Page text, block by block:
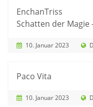
EnchanTriss
Schatten der Magie
10. Januar 2023
Paco Vita
10. Januar 2023